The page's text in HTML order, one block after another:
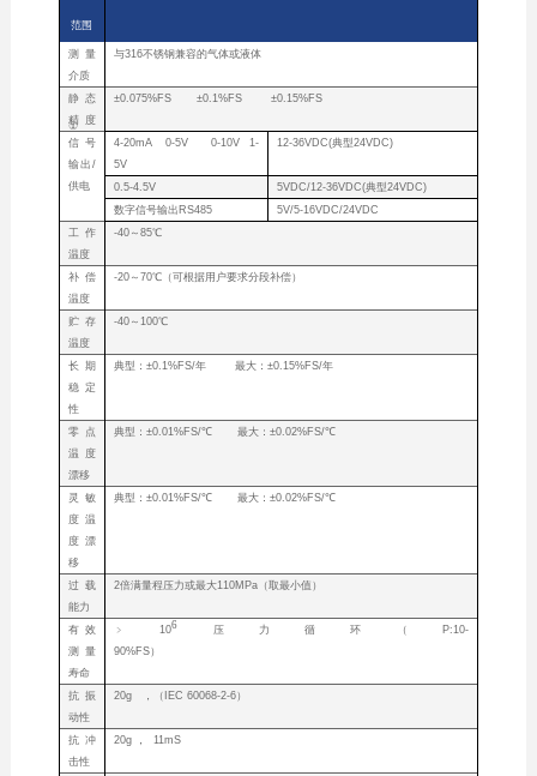
范围
测量
介质
与316不锈钢兼容的气体或液体
静态
精度
①
±0.075%FS ±0.1%FS ±0.15%FS
信号
输出/
供电
4-20mA 0-5V 0-10V 1-
5V
12-36VDC(典型24VDC)
0.5-4.5V
5VDC/12-36VDC(典型24VDC)
数字信号输出RS485
5V/5-16VDC/24VDC
工作
温度
-40～85℃
补偿
温度
-20～70℃（可根据用户要求分段补偿）
贮存
温度
-40～100℃
长期
稳定
性
典型：±0.1%FS/年 最大：±0.15%FS/年
零点
温度
漂移
典型：±0.01%FS/℃ 最大：±0.02%FS/℃
灵敏
度温
度漂
移
典型：±0.01%FS/℃ 最大：±0.02%FS/℃
过载
能力
2倍满量程压力或最大110MPa（取最小值）
有效
测量
寿命
﹥106 压力循环（P:10-
90%FS）
抗振
动性
20g ，（IEC 60068-2-6）
抗冲
击性
20g ， 11mS